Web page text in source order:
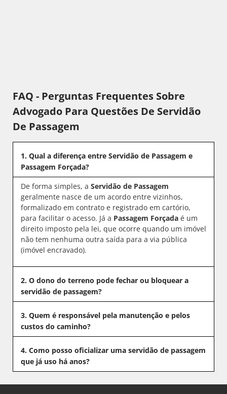
FAQ - Perguntas Frequentes Sobre
Advogado Para Questões De Servidão
De Passagem
1. Qual a diferença entre Servidão de Passagem e
Passagem Forçada?
De forma simples, a Servidão de Passagem
geralmente nasce de um acordo entre vizinhos,
formalizado em contrato e registrado em cartório,
para facilitar o acesso. Já a Passagem Forçada é um
direito imposto pela lei, que ocorre quando um imóvel
não tem nenhuma outra saída para a via pública
(imóvel encravado).
2. O dono do terreno pode fechar ou bloquear a
servidão de passagem?
3. Quem é responsável pela manutenção e pelos
custos do caminho?
4. Como posso oficializar uma servidão de passagem
que já uso há anos?